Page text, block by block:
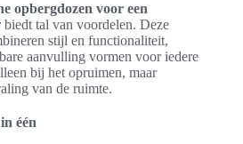
opbergdozen voor een
biedt tal van voordelen. Deze
stijl en functionaliteit,
aanvulling vormen voor iedere
bij het opruimen, maar
van de ruimte.
één